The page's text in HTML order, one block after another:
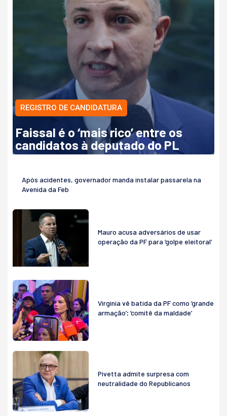
REGISTRO DE CANDIDATURA
Faissal é o ‘mais rico’ entre os
candidatos à deputado do PL
Após acidentes, governador manda instalar passarela na
Avenida da Feb
Mauro acusa adversários de usar
operação da PF para ‘golpe eleitoral’
Virginia vê batida da PF como ‘grande
armação’; ‘comitê da maldade’
Pivetta admite surpresa com
neutralidade do Republicanos